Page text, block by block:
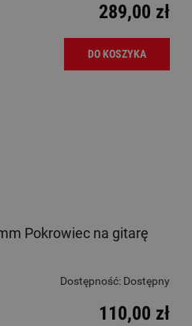
289,00 zł
DO KOSZYKA
Pokrowiec na gitarę
Dostępność: Dostępny
110,00 zł